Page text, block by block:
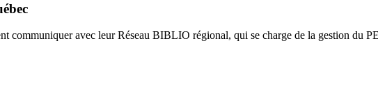
communiquer avec leur Réseau BIBLIO régional, qui se charge de la gestion du